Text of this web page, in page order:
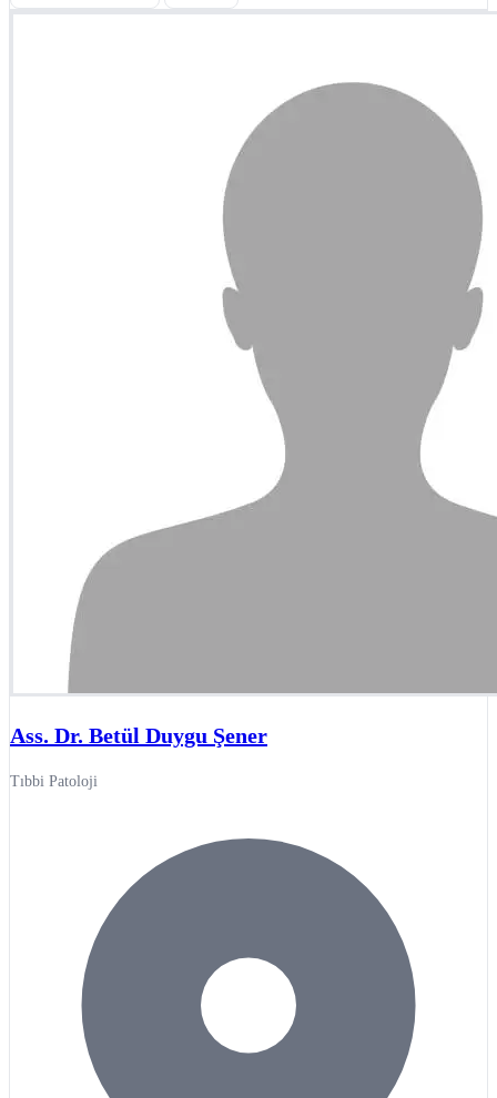
Ass. Dr. Betül Duygu Şener
Tıbbi Patoloji